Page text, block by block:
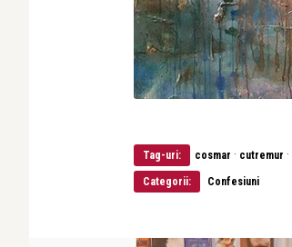
Tag-uri: cosmar · cutremur ·
Categorii: Confesiuni